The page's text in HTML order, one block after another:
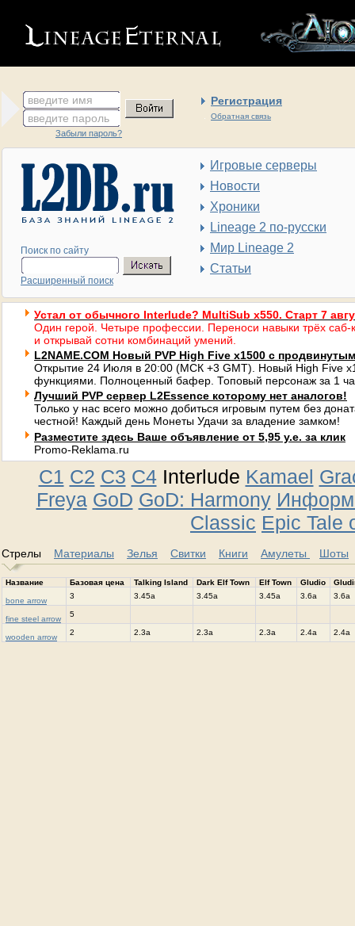
введите имя Регистрация
Обратная связь
введите пароль
Забыли пароль?
Поиск по сайту
Расширенный поиск
Игровые серверы
Новости
Хроники
Lineage 2 по-русски
Мир Lineage 2
Статьи
Устал от обычного Interlude? MultiSub x550. Старт 7
Один герой. Четыре профессии. Переноси навыки трёх саб-
и открывай сотни комбинаций умений.
L2NAME.COM Новый PVP High Five x1500 с
Открытие 24 Июля в 20:00 (МСК +3 GMT). Новый High Five
функциями. Полноценный бафер. Топовый персонаж за 1
Лучший PVP сервер L2Essence которому нет аналогов!
Только у нас всего можно добиться игровым путем без
честной! Каждый день Монеты Удачи за владение замком!
Разместите здесь Ваше объявление от 5,95 у.е. за клик
Promo-Reklama.ru
C1 C2 C3 C4Interlude Kamael
Freya GoD GoD: Harmony
Classic Epic Tale
Стрелы Материалы Зелья Свитки Книги Амулеты Шоты
Название Базовая цена Talking Island Dark Elf Town Elf Town Gludio
bone arrow
3 3.45a 3.45a 3.45a 3.6a 3.6a
fine steel arrow
5
wooden arrow
2 2.3a 2.3a 2.3a 2.4a 2.4a